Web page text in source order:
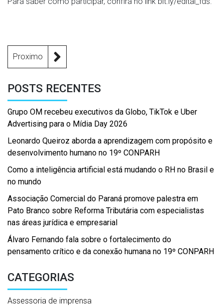
Proximo
POSTS RECENTES
Grupo OM recebeu executivos da Globo, TikTok e Uber
Advertising para o Mídia Day 2026
Leonardo Queiroz aborda a aprendizagem com propósito e
desenvolvimento humano no 19º CONPARH
Como a inteligência artificial está mudando o RH no Brasil e
no mundo
Associação Comercial do Paraná promove palestra em
Pato Branco sobre Reforma Tributária com especialistas
nas áreas jurídica e empresarial
Álvaro Fernando fala sobre o fortalecimento do
pensamento crítico e da conexão humana no 19º CONPARH
CATEGORIAS
Assessoria de imprensa